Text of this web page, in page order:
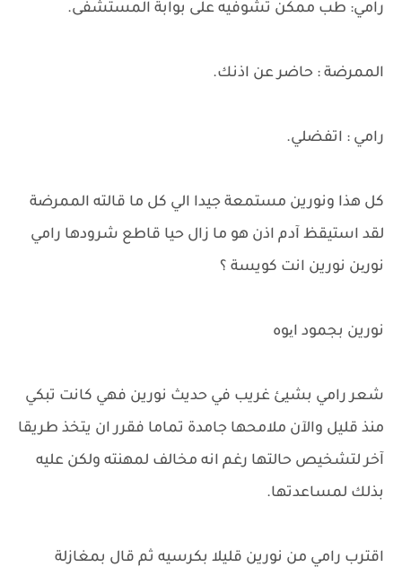
رامي: طب ممكن تشوفيه على بوابة المستشفى.
الممرضة : حاضر عن اذنك.
رامي : اتفضلي.
كل هذا ونورين مستمعة جيدا الي كل ما قالته الممرضة
لقد استيقظ آدم اذن هو ما زال حيا قاطع شرودها رامي
نورین نورين انت كويسة ؟
نورين بجمود ایوه
شعر رامي بشيئ غريب في حديث نورين فهي كانت تبكي
منذ قليل والآن ملامحها جامدة تماما فقرر ان يتخذ طريقا
آخر لتشخيص حالتها رغم انه مخالف لمهنته ولكن عليه
بذلك لمساعدتها.
اقترب رامي من نورين قليلا بكرسيه ثم قال بمغازلة